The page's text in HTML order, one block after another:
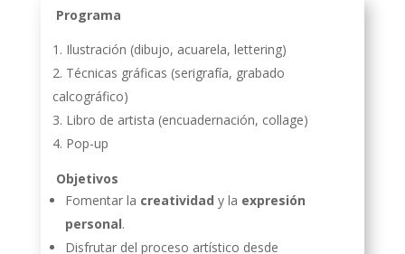
Programa
Ilustración (dibujo, acuarela, lettering)
Técnicas gráficas (serigrafía, grabado
calcográfico)
Libro de artista (encuadernación, collage)
Pop-up
Objetivos
Fomentar la creatividad y la expresión
personal.
Disfrutar del proceso artístico desde